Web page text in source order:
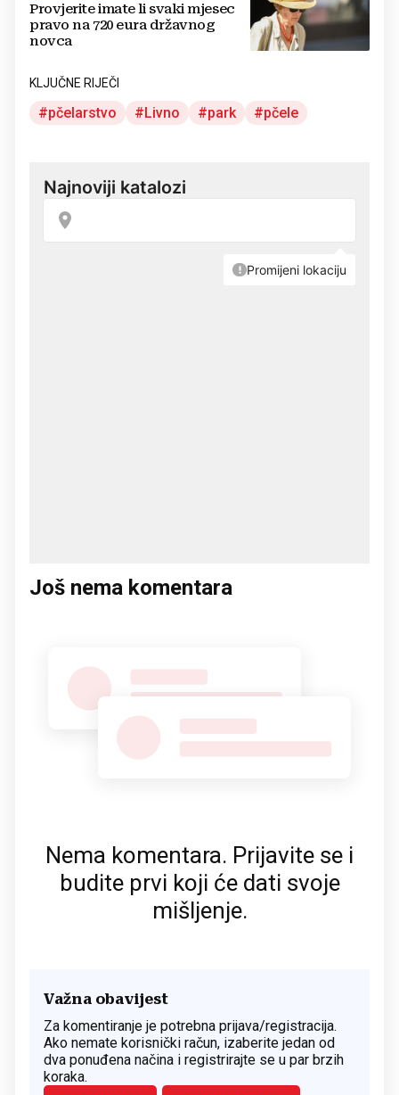
Provjerite imate li svaki mjesec
pravo na 720 eura državnog
novca
KLJUČNE RIJEČI
pčelarstvo Livno park pčele
Još nema komentara
Nema komentara. Prijavite se i
budite prvi koji će dati svoje
mišljenje.
Važna obavijest
Za komentiranje je potrebna prijava/registracija.
Ako nemate korisnički račun, izaberite jedan od
dva ponuđena načina i registrirajte se u par brzih
koraka.